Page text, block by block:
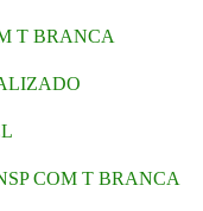
T BRANCA
COM T BRANCA